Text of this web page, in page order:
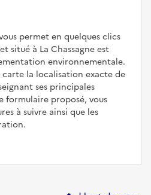
permet en quelques clics
situé à La Chassagne est
environnementale.
la localisation exacte de
ses principales
formulaire proposé, vous
à suivre ainsi que les